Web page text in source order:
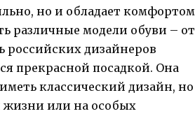
но и обладает комфортом
различные модели обуви – от
российских дизайнеров
прекрасной посадкой. Она
классический дизайн, но
жизни или на особых